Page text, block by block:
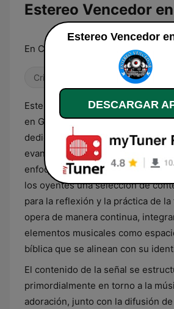
Estereo Vencedor
En Cristo Somos Mas Que
Cristiana
Estereo Vencedor es una
en Guatemala que emite una
dedicada exclusivamente al
evangélico. Su formato se
enfoque institucional y religioso,
los oyentes una selección de
para la reflexión y la práctica de la
opera de manera continua,
elementos musicales como
bíblica que se alinean con su
El contenido de la señal se
primordialmente en torno a la
adoración, junto con la difusión
Estereo Vencedor
DESCARGAR